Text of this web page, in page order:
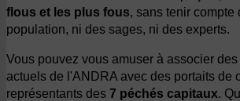
flous et les plus fous, sans tenir compte
population, ni des sages, ni des experts.
Vous pouvez vous amuser à associer
actuels de l'ANDRA avec des portaits de
représentants des 7 péchés capitaux.